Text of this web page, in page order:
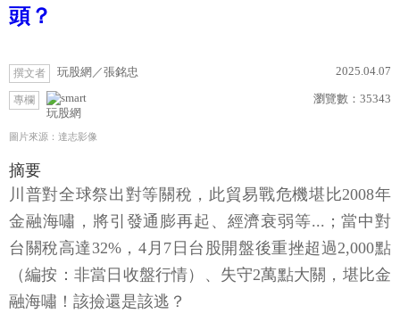
頭？
撰文者 玩股網／張銘忠 2025.04.07
專欄
玩股網
瀏覽數： 35343
圖片來源：達志影像
摘要
川普對全球祭出對等關稅，此貿易戰危機堪比2008年
金融海嘯，將引發通膨再起、經濟衰弱等...；當中對
台關稅高達32%，4月7日台股開盤後重挫超過2,000點
（編按：非當日收盤行情）、失守2萬點大關，堪比金
融海嘯！該撿還是該逃？